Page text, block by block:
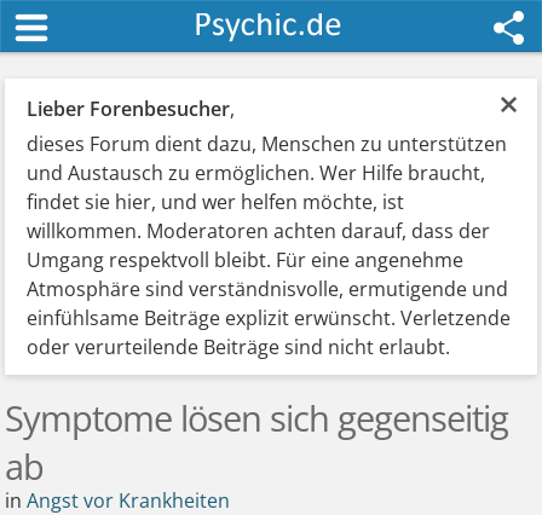
×
Lieber Forenbesucher,
dieses Forum dient dazu, Menschen zu unterstützen
und Austausch zu ermöglichen. Wer Hilfe braucht,
findet sie hier, und wer helfen möchte, ist
willkommen. Moderatoren achten darauf, dass der
Umgang respektvoll bleibt. Für eine angenehme
Atmosphäre sind verständnisvolle, ermutigende und
einfühlsame Beiträge explizit erwünscht. Verletzende
oder verurteilende Beiträge sind nicht erlaubt.
Symptome lösen sich gegenseitig
ab
inAngst vor Krankheiten